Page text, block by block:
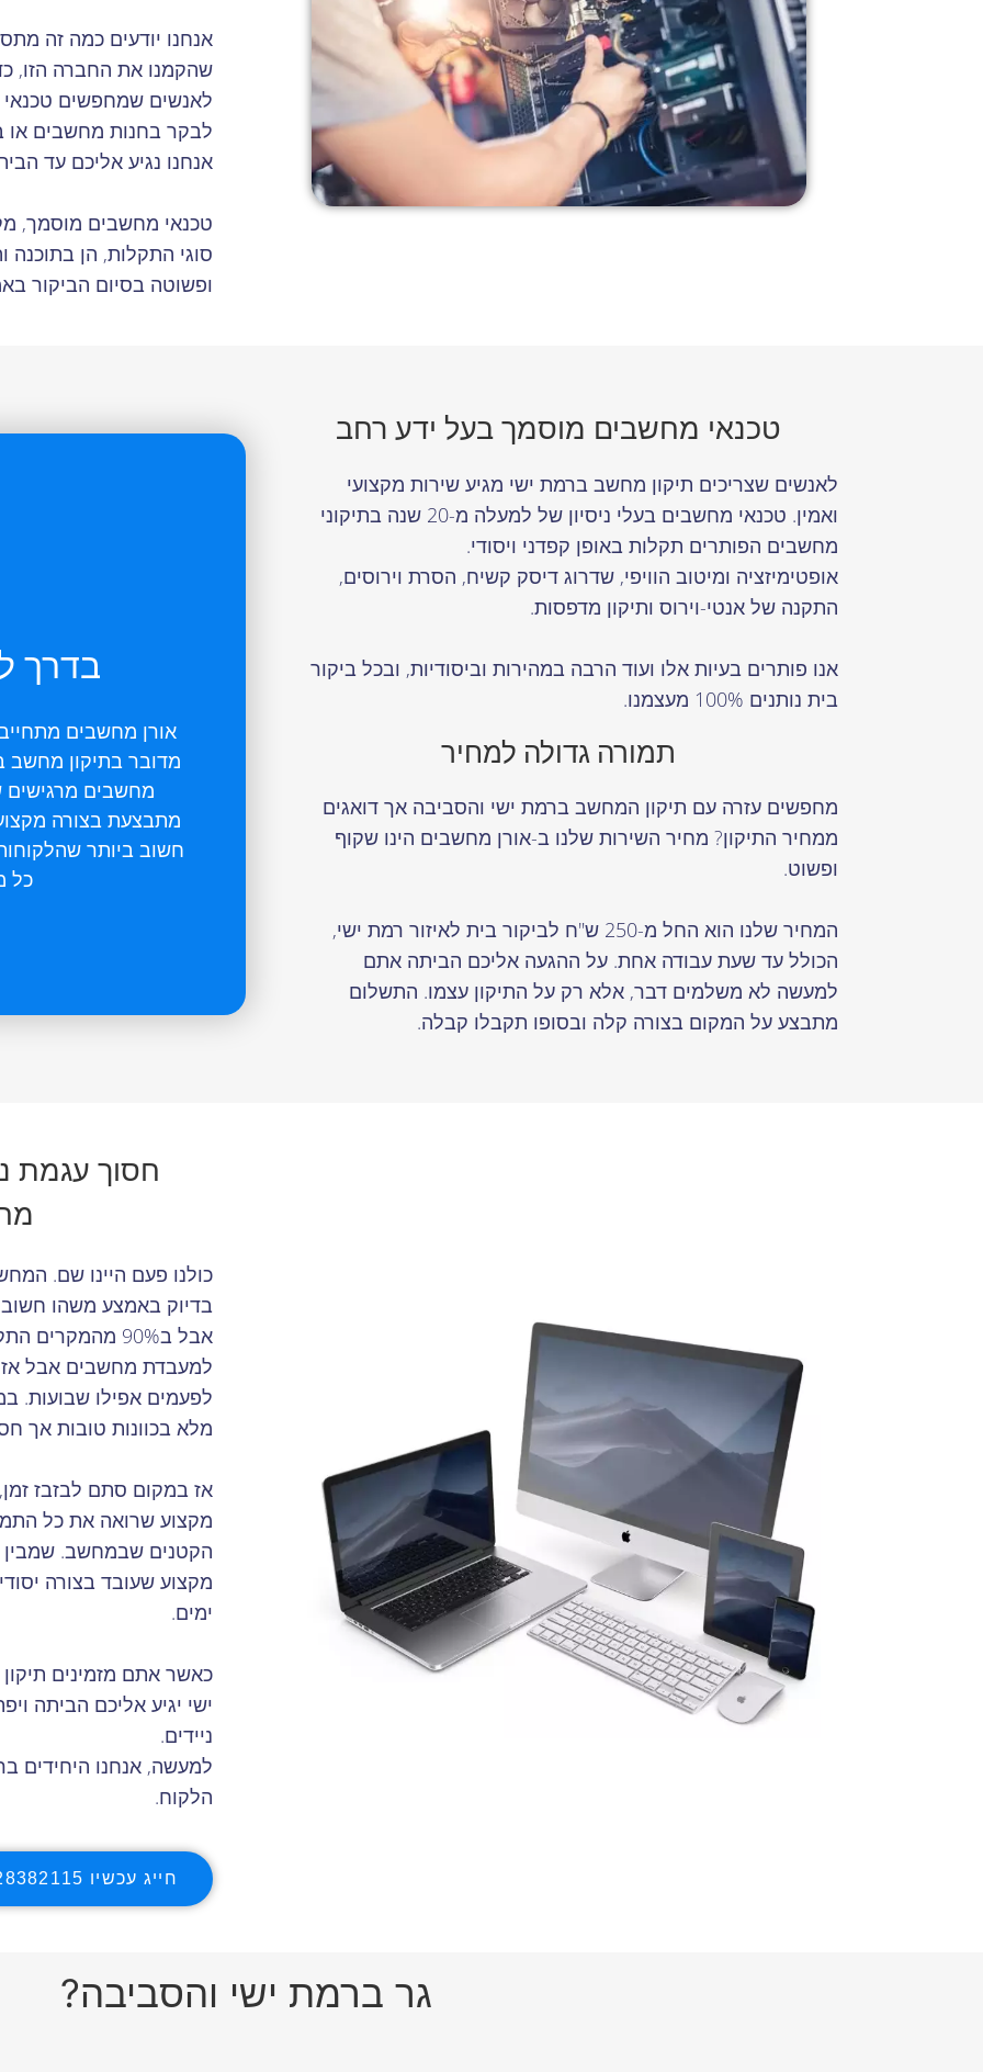
אנחנו יודעים כמה זה
שהקמנו את החברה הזו,
לאנשים שמחפשים טכנאי
לבקר בחנות מחשבים או
אנחנו נגיע אליכם עד
טכנאי מחשבים מוסמך,
סוגי התקלות, הן
ופשוטה בסיום הביקור
טכנאי מחשבים מוסמך בעל ידע רחב
לאנשים שצריכים תיקון מחשב ברמת ישי מגיע שירות מקצועי
ואמין. טכנאי מחשבים בעלי ניסיון של למעלה מ-20 שנה בתיקוני
מחשבים הפותרים תקלות באופן קפדני ויסודי.
אופטימיזציה ומיטוב הוויפי, שדרוג דיסק קשיח, הסרת וירוסים,
התקנה של אנטי-וירוס ותיקון מדפסות.
אנו פותרים בעיות אלו ועוד הרבה במהירות וביסודיות, ובכל ביקור
בית נותנים 100% מעצמנו.
תמורה גדולה למחיר
מחפשים עזרה עם תיקון המחשב ברמת ישי והסביבה אך דואגים
ממחיר התיקון? מחיר השירות שלנו ב-אורן מחשבים הינו שקוף
ופשוט.
המחיר שלנו הוא החל מ-250 ש"ח לביקור בית לאיזור רמת ישי,
הכולל עד שעת עבודה אחת. על ההגעה אליכם הביתה אתם
למעשה לא משלמים דבר, אלא רק על התיקון עצמו. התשלום
מתבצע על המקום בצורה קלה ובסופו תקבלו קבלה.
בדרך
אורן מחשבים
מדובר בתיקון מחשב
מחשבים מרגישים
מתבצעת בצורה
חשוב ביותר
כל
חסוך עגמת
כולנו פעם היינו שם.
בדיוק באמצע משהו
אבל ב90%
למעבדת מחשבים אבל
לפעמים אפילו שבועות.
מלא בכוונות טובות אך
אז במקום סתם לבזבז
מקצוע שרואה את כל
הקטנים שבמחשב. שמבין
מקצוע שעובד בצורה
ימים.
כאשר אתם מזמינים
ישי יגיע אליכם הביתה
ניידים.
למעשה, אנחנו היחידים
הלקוח.
חייג עכשיו 0528382115
גר ברמת ישי והסביבה?